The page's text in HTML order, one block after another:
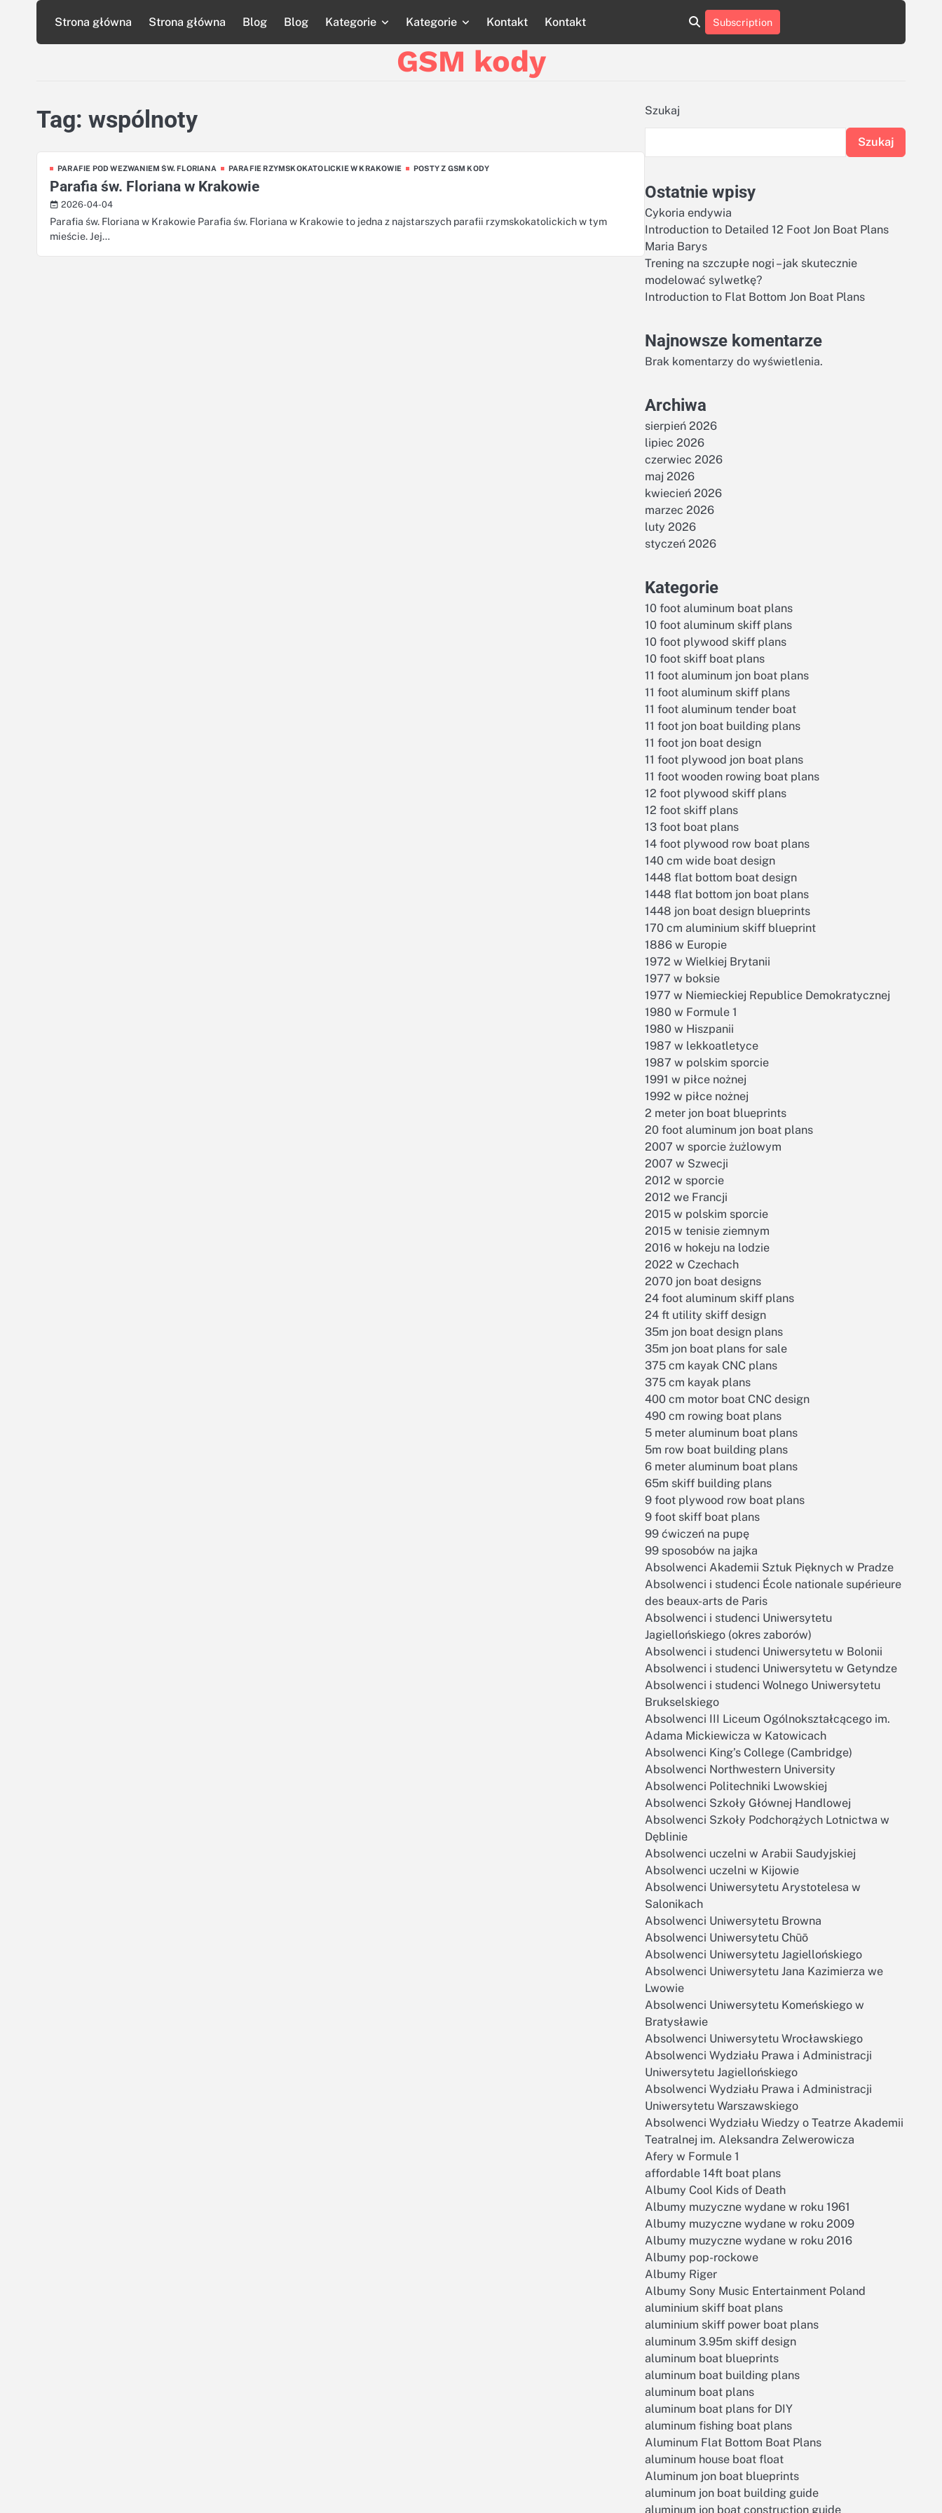
content
Strona główna Strona główna Blog Blog Kategorie Kategorie Kontakt Kontakt
główna
główna
aluminumboatplans.com
aluminumboatplans.com
Kontakt
Kontakt
Subscription
GSM kody
Tag: wspólnoty
PARAFIE POD WEZWANIEM ŚW. FLORIANA PARAFIE RZYMSKOKATOLICKIE W KRAKOWIE POSTY Z GSM KODY
Parafia św. Floriana w Krakowie
2026-04-04
Parafia św. Floriana w Krakowie Parafia św. Floriana w Krakowie to jedna z najstarszych parafii rzymskokatolickich w tym
mieście. Jej…
Szukaj
Szukaj
Ostatnie wpisy
Cykoria endywia
Introduction to Detailed 12 Foot Jon Boat Plans
Maria Barys
Trening na szczupłe nogi – jak skutecznie
modelować sylwetkę?
Introduction to Flat Bottom Jon Boat Plans
Najnowsze komentarze
Brak komentarzy do wyświetlenia.
Archiwa
sierpień 2026
lipiec 2026
czerwiec 2026
maj 2026
kwiecień 2026
marzec 2026
luty 2026
styczeń 2026
Kategorie
10 foot aluminum boat plans
10 foot aluminum skiff plans
10 foot plywood skiff plans
10 foot skiff boat plans
11 foot aluminum jon boat plans
11 foot aluminum skiff plans
11 foot aluminum tender boat
11 foot jon boat building plans
11 foot jon boat design
11 foot plywood jon boat plans
11 foot wooden rowing boat plans
12 foot plywood skiff plans
12 foot skiff plans
13 foot boat plans
14 foot plywood row boat plans
140 cm wide boat design
1448 flat bottom boat design
1448 flat bottom jon boat plans
1448 jon boat design blueprints
170 cm aluminium skiff blueprint
1886 w Europie
1972 w Wielkiej Brytanii
1977 w boksie
1977 w Niemieckiej Republice Demokratycznej
1980 w Formule 1
1980 w Hiszpanii
1987 w lekkoatletyce
1987 w polskim sporcie
1991 w piłce nożnej
1992 w piłce nożnej
2 meter jon boat blueprints
20 foot aluminum jon boat plans
2007 w sporcie żużlowym
2007 w Szwecji
2012 w sporcie
2012 we Francji
2015 w polskim sporcie
2015 w tenisie ziemnym
2016 w hokeju na lodzie
2022 w Czechach
2070 jon boat designs
24 foot aluminum skiff plans
24 ft utility skiff design
35m jon boat design plans
35m jon boat plans for sale
375 cm kayak CNC plans
375 cm kayak plans
400 cm motor boat CNC design
490 cm rowing boat plans
5 meter aluminum boat plans
5m row boat building plans
6 meter aluminum boat plans
65m skiff building plans
9 foot plywood row boat plans
9 foot skiff boat plans
99 ćwiczeń na pupę
99 sposobów na jajka
Absolwenci Akademii Sztuk Pięknych w Pradze
Absolwenci i studenci École nationale supérieure
des beaux-arts de Paris
Absolwenci i studenci Uniwersytetu
Jagiellońskiego (okres zaborów)
Absolwenci i studenci Uniwersytetu w Bolonii
Absolwenci i studenci Uniwersytetu w Getyndze
Absolwenci i studenci Wolnego Uniwersytetu
Brukselskiego
Absolwenci III Liceum Ogólnokształcącego im.
Adama Mickiewicza w Katowicach
Absolwenci King’s College (Cambridge)
Absolwenci Northwestern University
Absolwenci Politechniki Lwowskiej
Absolwenci Szkoły Głównej Handlowej
Absolwenci Szkoły Podchorążych Lotnictwa w
Dęblinie
Absolwenci uczelni w Arabii Saudyjskiej
Absolwenci uczelni w Kijowie
Absolwenci Uniwersytetu Arystotelesa w
Salonikach
Absolwenci Uniwersytetu Browna
Absolwenci Uniwersytetu Chūō
Absolwenci Uniwersytetu Jagiellońskiego
Absolwenci Uniwersytetu Jana Kazimierza we
Lwowie
Absolwenci Uniwersytetu Komeńskiego w
Bratysławie
Absolwenci Uniwersytetu Wrocławskiego
Absolwenci Wydziału Prawa i Administracji
Uniwersytetu Jagiellońskiego
Absolwenci Wydziału Prawa i Administracji
Uniwersytetu Warszawskiego
Absolwenci Wydziału Wiedzy o Teatrze Akademii
Teatralnej im. Aleksandra Zelwerowicza
Afery w Formule 1
affordable 14ft boat plans
Albumy Cool Kids of Death
Albumy muzyczne wydane w roku 1961
Albumy muzyczne wydane w roku 2009
Albumy muzyczne wydane w roku 2016
Albumy pop-rockowe
Albumy Riger
Albumy Sony Music Entertainment Poland
aluminium skiff boat plans
aluminium skiff power boat plans
aluminum 3.95m skiff design
aluminum boat blueprints
aluminum boat building plans
aluminum boat plans
aluminum boat plans for DIY
aluminum fishing boat plans
Aluminum Flat Bottom Boat Plans
aluminum house boat float
Aluminum jon boat blueprints
aluminum jon boat building guide
aluminum jon boat construction guide